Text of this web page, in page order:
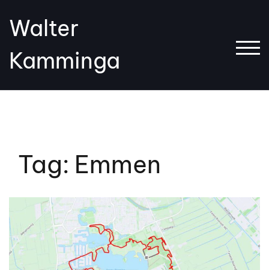
naar
inhoud
Walter
Kamminga
Tag: Emmen